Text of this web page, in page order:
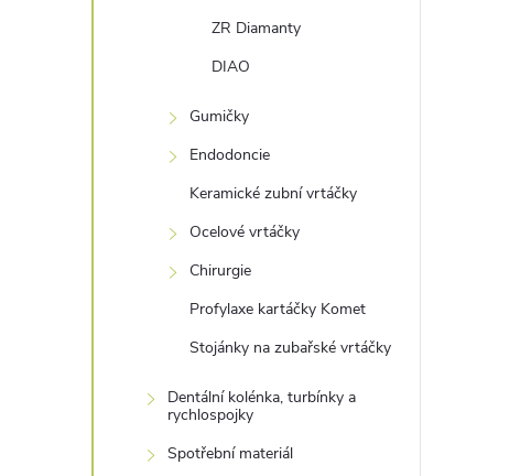
ZR Diamanty
DIAO
Gumičky
Endodoncie
Keramické zubní vrtáčky
Ocelové vrtáčky
Chirurgie
Profylaxe kartáčky Komet
Stojánky na zubařské vrtáčky
Dentální kolénka, turbínky a
rychlospojky
Spotřební materiál